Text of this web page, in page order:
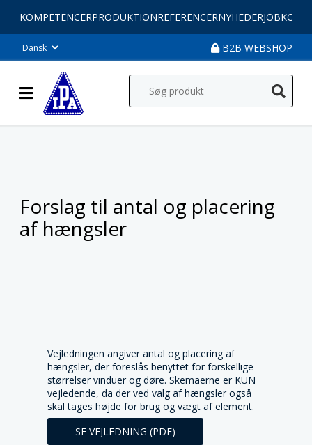
KOMPETENCERPRODUKTIONREFERENCERNYHEDERJOB
B2B WEBSHOP
Forslag til antal og placering
af hængsler
Vejledningen angiver antal og placering af
hængsler, der foreslås benyttet for forskellige
størrelser vinduer og døre. Skemaerne er KUN
vejledende, da der ved valg af hængsler også
skal tages højde for brug og vægt af element.
SE VEJLEDNING (PDF)